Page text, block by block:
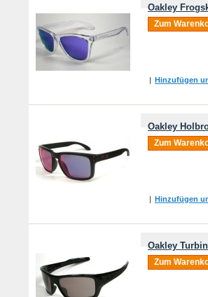
Oakley
Zum
| Hinzufügen
Oakley
Zum
| Hinzufügen
Oakley
Zum